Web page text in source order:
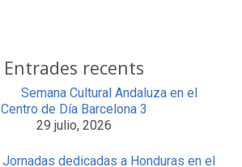
Entrades recents
Semana Cultural Andaluza en el
Centro de Día Barcelona 3
29 julio, 2026
Jornadas dedicadas a Honduras en el